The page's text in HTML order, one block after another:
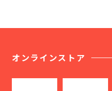
オンラインストア